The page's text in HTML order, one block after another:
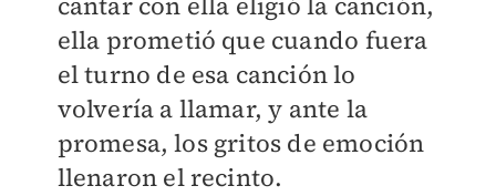
ella prometió que cuando fuera
el turno de esa canción lo
volvería a llamar, y ante la
promesa, los gritos de emoción
llenaron el recinto.